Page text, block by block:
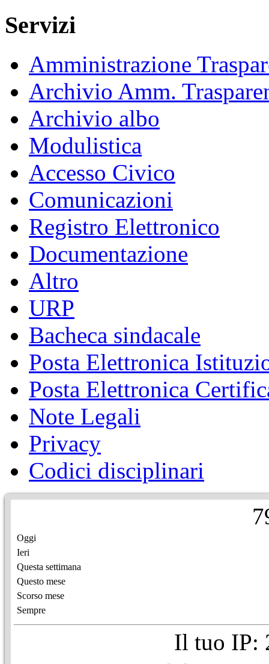
Servizi
Amministrazione
Archivio Amm.
Archivio albo
Modulistica
Accesso Civico
Comunicazioni
Registro Elettronico
Documentazione
Altro
URP
Bacheca sindacale
Posta Elettronica
Posta Elettronica
Note Legali
Privacy
Codici disciplinari
7
Oggi
Ieri
Questa settimana
Questo mese
Scorso mese
Sempre
Il tuo IP: